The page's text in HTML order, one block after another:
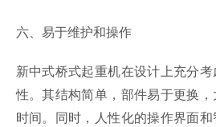
六、易于维护和操作
新中式桥式起重机在设计上充分
性。其结构简单，部件易于更换
时间。同时，人性化的操作界面